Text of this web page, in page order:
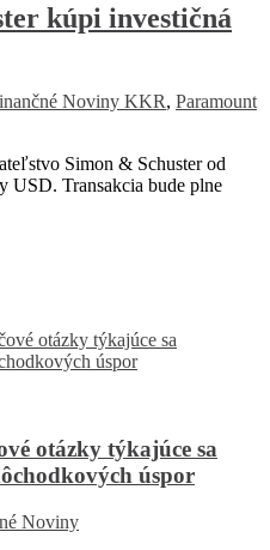
kúpi investičná
Noviny KKR, Paramount
Simon & Schuster od
USD. Transakcia bude plne
otázky týkajúce sa
úspor
Noviny